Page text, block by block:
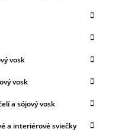
vosk
vosk
a sójový vosk
a interiérové sviečky